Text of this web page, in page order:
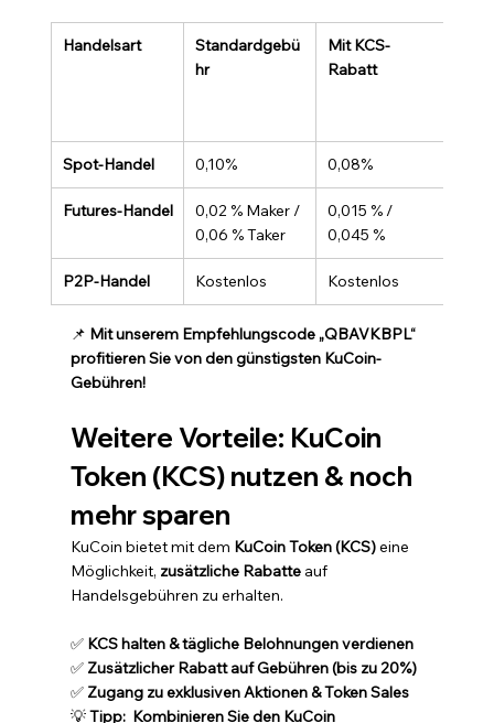
Handelsart
Standardgebü
hr
Mit KCS-
Rabatt
Spot-Handel 0,10% 0,08%
Futures-Handel
0,02 % Maker /
0,06 % Taker
0,015 % /
0,045 %
P2P-Handel Kostenlos Kostenlos
📌 Mit unserem Empfehlungscode „QBAVKBPL“
profitieren Sie von den günstigsten KuCoin-
Gebühren!
Weitere Vorteile: KuCoin
Token (KCS) nutzen & noch
mehr sparen
KuCoin bietet mit dem KuCoin Token (KCS) eine
Möglichkeit, zusätzliche Rabatte auf
Handelsgebühren zu erhalten.
✅ KCS halten & tägliche Belohnungen verdienen
✅ Zusätzlicher Rabatt auf Gebühren (bis zu 20%)
✅ Zugang zu exklusiven Aktionen & Token Sales
💡 Tipp: Kombinieren Sie den KuCoin